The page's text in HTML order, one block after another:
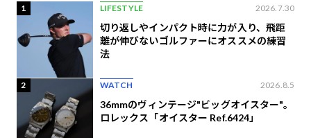
1 LIFESTYLE 2026.7.30
切り返しやインパクト時に力が入り、飛距
離が伸びないゴルファーにオススメの練習
法
2 WATCH 2026.8.5
36mmのヴィンテージ"ビッグオイスター"。
ロレックス「オイスター Ref.6424」